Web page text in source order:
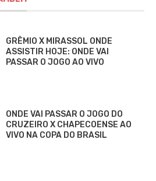
GRÊMIO X MIRASSOL ONDE
ASSISTIR HOJE: ONDE VAI
PASSAR O JOGO AO VIVO
ONDE VAI PASSAR O JOGO DO
CRUZEIRO X CHAPECOENSE AO
VIVO NA COPA DO BRASIL